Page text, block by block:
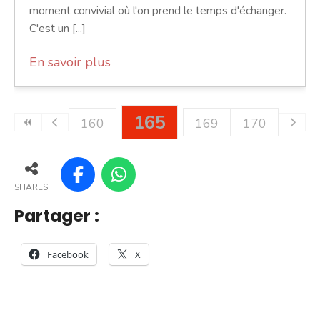
moment convivial où l'on prend le temps d'échanger.
C'est un [...]
En savoir plus
160 165 169 170
SHARES
Partager :
Facebook X